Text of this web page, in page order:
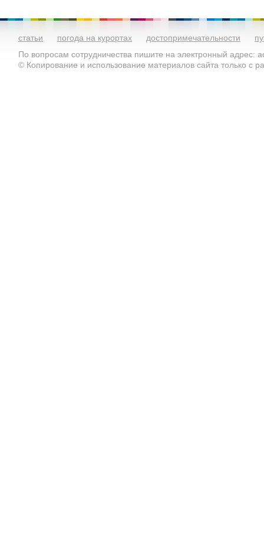
статьи погода на курортах достопримечательности
По вопросам сотрудничества пишите на электронный адрес:
© Копирование и использование материалов сайта только с